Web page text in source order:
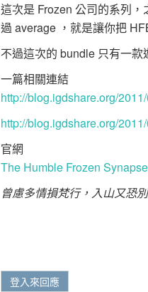
這次是 Frozen 公司的系列
過 average ，就是讓你把
不過這次的 bundle 只有一
一篇相關連結
http://blog.igdshare.org/
http://blog.igdshare.org/
官網
The Humble Frozen
曾慮多情損梵行，入山又恐
登入來回應